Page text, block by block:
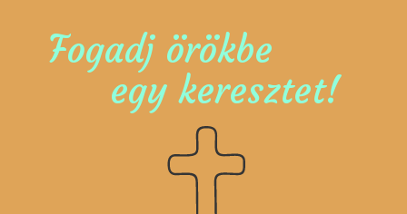
Fogadj örökbe
egy keresztet!